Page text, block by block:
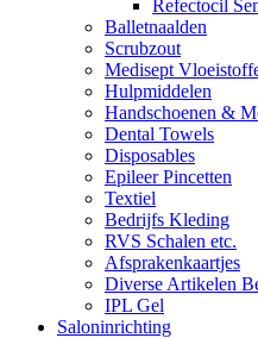
Refectocil
Balletnaalden
Scrubzout
Medisept
Hulpmiddelen
Handschoenen &
Dental Towels
Disposables
Epileer Pincetten
Textiel
Bedrijfs Kleding
RVS Schalen etc.
Afsprakenkaartjes
Diverse Artikelen
IPL Gel
Saloninrichting